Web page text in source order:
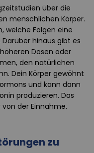
über die
menschlichen Körper.
welche Folgen eine
hinaus gibt es
Dosen oder
den natürlichen
Dein Körper gewöhnt
und kann dann
produzieren. Das
der Einnahme.
zu